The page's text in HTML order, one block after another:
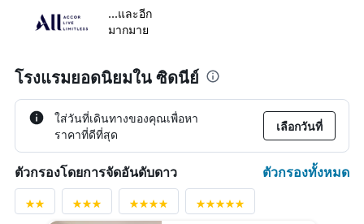
...และอีก
มากมาย
โรงแรมยอดนิยมใน ซิดนีย์
ใส่วันที่เดินทางของคุณเพื่อหา
ราคาที่ดีที่สุด
เลือกวันที่
ตัวกรองโดยการจัดอันดับดาว ตัวกรองทั้งหมด